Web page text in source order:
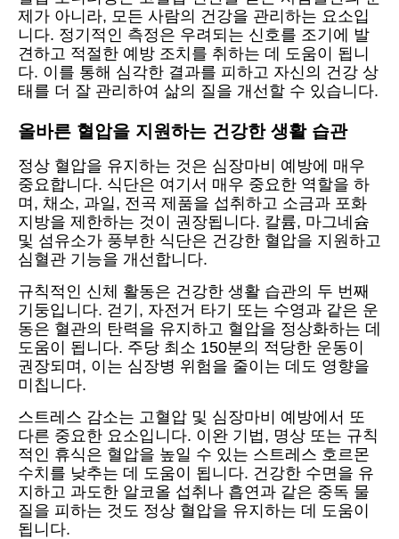
제가 아니라, 모든 사람의 건강을 관리하는 요소입
니다. 정기적인 측정은 우려되는 신호를 조기에 발
견하고 적절한 예방 조치를 취하는 데 도움이 됩니
다. 이를 통해 심각한 결과를 피하고 자신의 건강 상
태를 더 잘 관리하여 삶의 질을 개선할 수 있습니다.
올바른 혈압을 지원하는 건강한 생활 습관
정상 혈압을 유지하는 것은 심장마비 예방에 매우
중요합니다. 식단은 여기서 매우 중요한 역할을 하
며, 채소, 과일, 전곡 제품을 섭취하고 소금과 포화
지방을 제한하는 것이 권장됩니다. 칼륨, 마그네슘
및 섬유소가 풍부한 식단은 건강한 혈압을 지원하고
심혈관 기능을 개선합니다.
규칙적인 신체 활동은 건강한 생활 습관의 두 번째
기둥입니다. 걷기, 자전거 타기 또는 수영과 같은 운
동은 혈관의 탄력을 유지하고 혈압을 정상화하는 데
도움이 됩니다. 주당 최소 150분의 적당한 운동이
권장되며, 이는 심장병 위험을 줄이는 데도 영향을
미칩니다.
스트레스 감소는 고혈압 및 심장마비 예방에서 또
다른 중요한 요소입니다. 이완 기법, 명상 또는 규칙
적인 휴식은 혈압을 높일 수 있는 스트레스 호르몬
수치를 낮추는 데 도움이 됩니다. 건강한 수면을 유
지하고 과도한 알코올 섭취나 흡연과 같은 중독 물
질을 피하는 것도 정상 혈압을 유지하는 데 도움이
됩니다.